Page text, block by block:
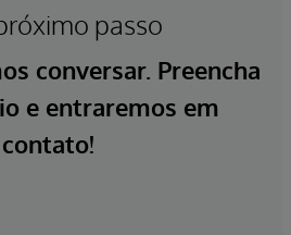
passo
conversar. Preencha
e entraremos em
contato!